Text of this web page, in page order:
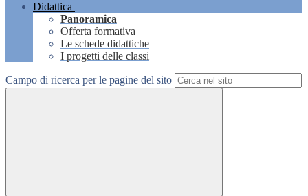
Didattica
Panoramica
Offerta formativa
Le schede didattiche
I progetti delle classi
Campo di ricerca per le pagine del sito